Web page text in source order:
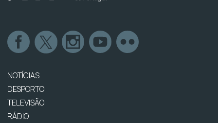
NOTÍCIAS
DESPORTO
TELEVISÃO
RÁDIO